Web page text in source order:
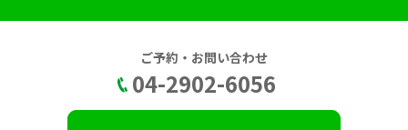
ご予約・お問い合わせ
04-2902-6056